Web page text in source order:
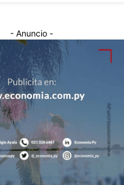
- Anuncio -